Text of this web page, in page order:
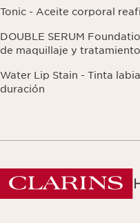
Tonic - Aceite corporal
DOUBLE SERUM
de maquillaje y tratamiento
Water Lip Stain - Tinta
duración